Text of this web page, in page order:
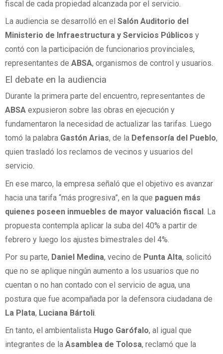
fiscal de cada propiedad alcanzada por el servicio.
La audiencia se desarrolló en el Salón Auditorio del
Ministerio de Infraestructura y Servicios Públicos y
contó con la participación de funcionarios provinciales,
representantes de ABSA, organismos de control y usuarios.
El debate en la audiencia
Durante la primera parte del encuentro, representantes de
ABSA expusieron sobre las obras en ejecución y
fundamentaron la necesidad de actualizar las tarifas. Luego
tomó la palabra Gastón Arias, de la Defensoría del Pueblo,
quien trasladó los reclamos de vecinos y usuarios del
servicio.
En ese marco, la empresa señaló que el objetivo es avanzar
hacia una tarifa “más progresiva”, en la que paguen más
quienes poseen inmuebles de mayor valuación fiscal . La
propuesta contempla aplicar la suba del 40% a partir de
febrero y luego los ajustes bimestrales del 4%.
Por su parte, Daniel Medina, vecino de Punta Alta, solicitó
que no se aplique ningún aumento a los usuarios que no
cuentan o no han contado con el servicio de agua, una
postura que fue acompañada por la defensora ciudadana de
La Plata, Luciana Bártoli.
En tanto, el ambientalista Hugo Garófalo, al igual que
integrantes de la Asamblea de Tolosa, reclamó que la